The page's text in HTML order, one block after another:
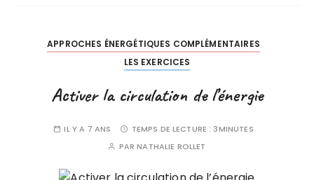
APPROCHES ÉNERGÉTIQUES COMPLÉMENTAIRES
LES EXERCICES
Activer la circulation de l’énergie
IL Y A 7 ANS TEMPS DE LECTURE : 3MINUTES
PARNATHALIE ROLLET